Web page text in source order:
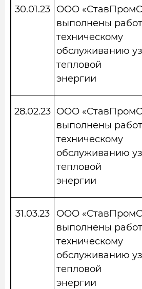
30.01.23 ООО
выполнены
техническому
обслуживанию
тепловой
энергии
28.02.23 ООО
выполнены
техническому
обслуживанию
тепловой
энергии
31.03.23
ООО
выполнены
техническому
обслуживанию
тепловой
энергии